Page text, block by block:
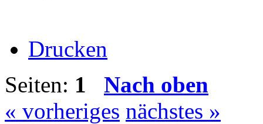
Drucken
Seiten: 1
Nach oben
« vorheriges nächstes »